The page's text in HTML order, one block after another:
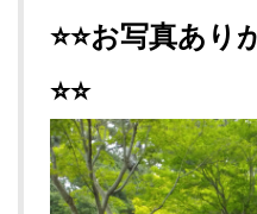
⭐⭐お写真あ
⭐⭐